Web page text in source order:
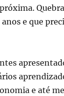
e que
e até